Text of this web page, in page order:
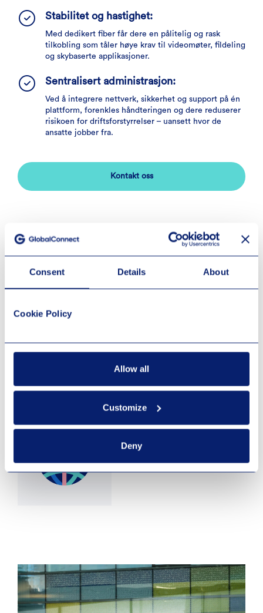
Consent Details About
Cookie Policy
Allow all
Customize
Deny
Stabilitet og hastighet:
Med dedikert fiber får dere en pålitelig og rask
tilkobling som tåler høye krav til videomøter, fildeling
og skybaserte applikasjoner.
Sentralisert administrasjon:
Ved å integrere nettverk, sikkerhet og support på én
plattform, forenkles håndteringen og dere reduserer
risikoen for driftsforstyrrelser – uansett hvor de
ansatte jobber fra.
Kontakt oss
Tjenester brukt for
hybridkontor/hjemmekontor
Fiber